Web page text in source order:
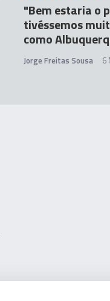
"Bem estaria o
tivéssemos
como
Jorge Freitas Sousa 6